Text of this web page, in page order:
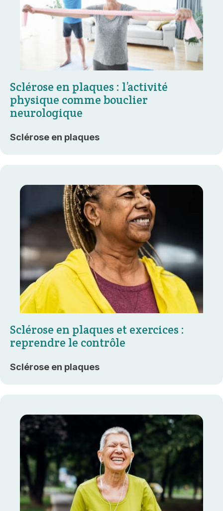
Sclérose en plaques : l’activité
physique comme bouclier
neurologique
Sclérose en plaques
Sclérose en plaques et exercices :
reprendre le contrôle
Sclérose en plaques